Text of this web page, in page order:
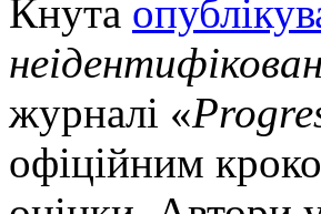
Кнута
журналі «
офіційним